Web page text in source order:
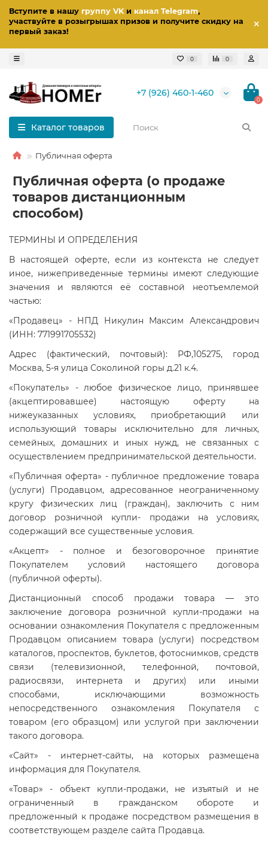
Вступите в нашу группу VKи канал Telegram,
участвуйте в розыгрышах призов и получите скидку на
первый заказ!
0 0
+7 (926) 460-1-460
0
Каталог товаров
Публичная оферта
Публичная оферта (о продаже
товаров дистанционным
способом)
ТЕРМИНЫ И ОПРЕДЕЛЕНИЯ
В настоящей оферте, если из контекста не следует
иное, нижеприведенные термины имеют следующие
значения и являются её составной неотъемлемой
частью:
«Продавец» - НПД Никулин Максим Александрович
(ИНН: 771991705532)
Адрес (фактический, почтовый): РФ,105275, город
Москва, 5-я улица Соколиной горы д.21 к.4.
«Покупатель» - любое физическое лицо, принявшее
(акцептировавшее) настоящую оферту на
нижеуказанных условиях, приобретающий или
использующий товары исключительно для личных,
семейных, домашних и иных нужд, не связанных с
осуществлением предпринимательской деятельности.
«Публичная оферта» - публичное предложение товара
(услуги) Продавцом, адресованное неограниченному
кругу физических лиц (граждан), заключить с ним
договор розничной купли- продажи на условиях,
содержащий все существенные условия.
«Акцепт» - полное и безоговорочное принятие
Покупателем условий настоящего договора
(публичной оферты).
Дистанционный способ продажи товара — это
заключение договора розничной купли-продажи на
основании ознакомления Покупателя с предложенным
Продавцом описанием товара (услуги) посредством
каталогов, проспектов, буклетов, фотоснимков, средств
связи (телевизионной, телефонной, почтовой,
радиосвязи, интернета и других) или иными
способами, исключающими возможность
непосредственного ознакомления Покупателя с
товаром (его образцом) или услугой при заключении
такого договора.
«Сайт» - интернет-сайты, на которых размещена
информация для Покупателя.
«Товар» - объект купли-продажи, не изъятый и не
ограниченный в гражданском обороте и
предложенный к продаже посредством размещения в
соответствующем разделе сайта Продавца.